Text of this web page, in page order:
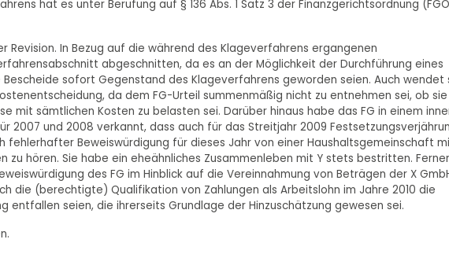
hat es unter Berufung auf § 136 Abs. 1 Satz 3 der Finanzgerichtsordnung
Revision. In Bezug auf die während des Klageverfahrens ergangenen
abgeschnitten, da es an der Möglichkeit der Durchführung eines
sofort Gegenstand des Klageverfahrens geworden seien. Auch wendet
da dem FG-Urteil summenmäßig nicht zu entnehmen sei, ob sie
mit sämtlichen Kosten zu belasten sei. Darüber hinaus habe das FG in einem
2007 und 2008 verkannt, dass auch für das Streitjahr 2009
fehlerhafter Beweiswürdigung für dieses Jahr von einer Haushaltsgemeinschaft
zu hören. Sie habe ein eheähnliches Zusammenleben mit Y stets bestritten. Ferner
des FG im Hinblick auf die Vereinnahmung von Beträgen der X
die (berechtigte) Qualifikation von Zahlungen als Arbeitslohn im Jahre 2010 die
entfallen seien, die ihrerseits Grundlage der Hinzuschätzung gewesen sei.